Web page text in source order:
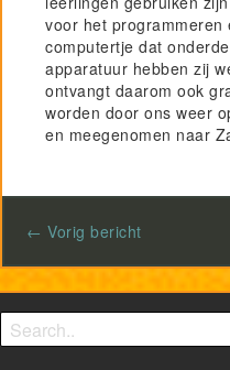
voor het programmeren
computertje dat
apparatuur hebben zij
ontvangt daarom ook
worden door ons weer
en meegenomen naar
← Vorig bericht
Search form
Search